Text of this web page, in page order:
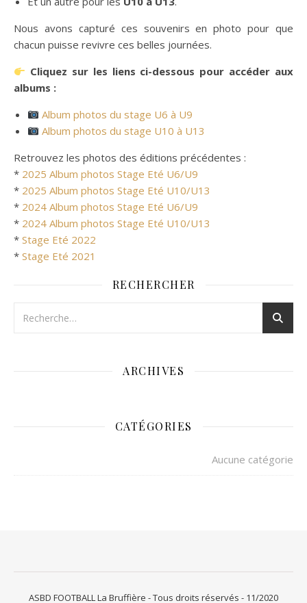
Nous avons capturé ces souvenirs en photo pour que
chacun puisse revivre ces belles journées.
Cliquez sur les liens ci-dessous pour accéder aux
albums :
Album photos du stage U6 à U9
Album photos du stage U10 à U13
Retrouvez les photos des éditions précédentes :
* 2025 Album photos Stage Eté U6/U9
* 2025 Album photos Stage Eté U10/U13
* 2024 Album photos Stage Eté U6/U9
* 2024 Album photos Stage Eté U10/U13
* Stage Eté 2022
* Stage Eté 2021
RECHERCHER
ARCHIVES
CATÉGORIES
Aucune catégorie
ASBD FOOTBALL La Bruffière - Tous droits réservés - 11/2020